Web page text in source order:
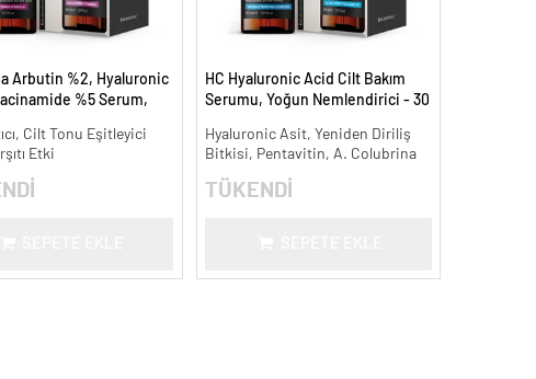
Arbutin %2, Hyaluronic
%5 Serum,
Cilt Tonu Eşitleyici
Etki
HC Hyaluronic Acid Cilt Bakım
Serumu, Yoğun Nemlendirici - 30
Hyaluronic Asit, Yeniden Diriliş
Bitkisi, Pentavitin, A. Colubrina
TÜKENDİ